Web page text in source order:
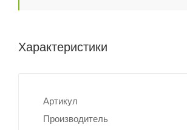
Характеристики
Артикул
Производитель